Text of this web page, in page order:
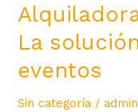
La
eventos
Sin categoría / admin
Alquiladora
de
Mesas
y
Sillas: